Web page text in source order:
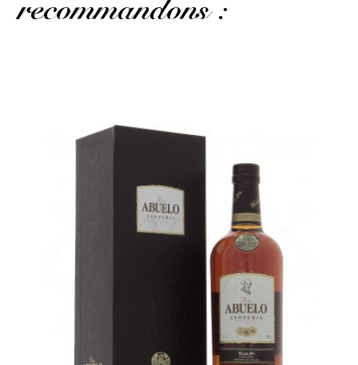
recommandons :